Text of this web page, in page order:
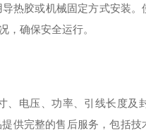
热胶或机械固定方式安装
，确保安全运行。
电压、功率、引线长度及
供完整的售后服务，包括